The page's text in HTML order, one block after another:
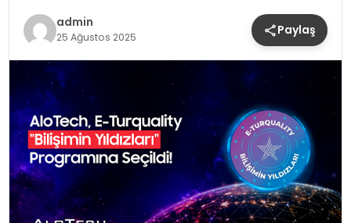
admin
25 Ağustos 2025 Paylaş